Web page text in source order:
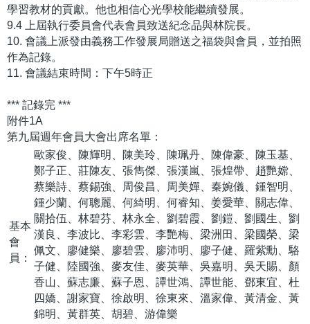
學習教材的貢獻。他也相信心光學校能繼續發展。
9.4 上屆執行委員會代表會員致送紀念品與林院長。
10. 會議上派發由義務工作發展局贈送之福袋與會員，並拍照
作為記錄。
11. 會議結束時間：下午5時正
*** 記錄完 ***
附件1A
第九屆週年會員大會出席名單：
基本
會
員：
歐家俊、陳輝明、陳美玲、陳珮丹、陳偉豪、陳玉基、
鄭子正、莊陳友、張雋傑、張漢嵐、張煌帶、趙艷嫦、
蔡樂詩、蔡錫強、周俊昌、周美嬋、秦婉儀、鍾智明、
鍾少蘭、何聰麗、何綺明、何睿知、姜愛華、關志偉、
關拾伍、林碧芬、林永全、劉碧霞、劉鎧、劉國生、劉
漢良、李波比、李彩雲、李艷梅、梁洲田、梁國榮、梁
佩文、廖健樂、廖碧雲、廖沛明、廖子健、羅紫勳、駱
子健、陸國強、麥友佳、麥英華、吳嘉明、吳天賜、顏
香山、蘇志廉、蘇子恩、譚世鴻、譚世能、鄧東宜、杜
四嬌、謝家寶、徐啟明、徐東來、溫家偉、黃清金、黃
錦明、黃群英、胡碧、游偉樂